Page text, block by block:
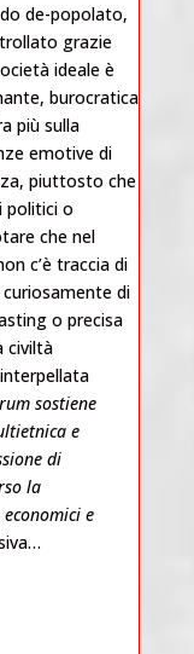
de-popolato,
grazie
ideale è
burocratica
più sulla
emotive di
piuttosto che
politici o
che nel
c’è traccia di
di
o precisa
civiltà
sostiene
e
di
la
e